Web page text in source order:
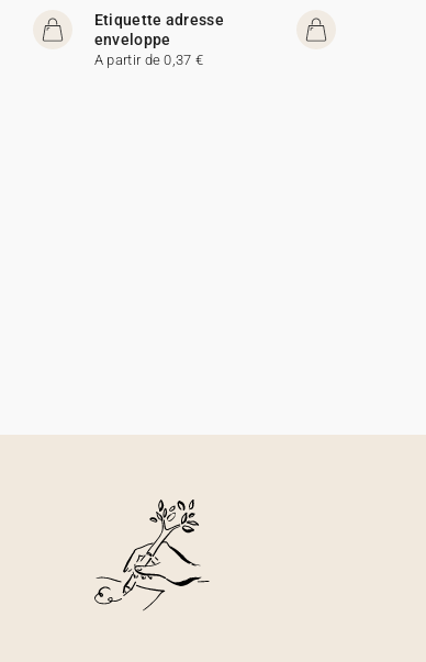
Etiquette adresse
enveloppe
A partir de 0,37 €